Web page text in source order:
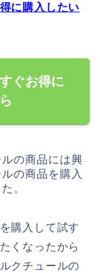
に購入したい
ぐお得に
の商品には興
の商品を購入
。
購入して試す
くなったから
クチュールの